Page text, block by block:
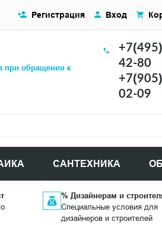
при обращении к
42-80
02-09
САНТЕХНИКА
Регистрация Вход
% Дизайнерам и
Специальные условия для
дизайнеров и строителей